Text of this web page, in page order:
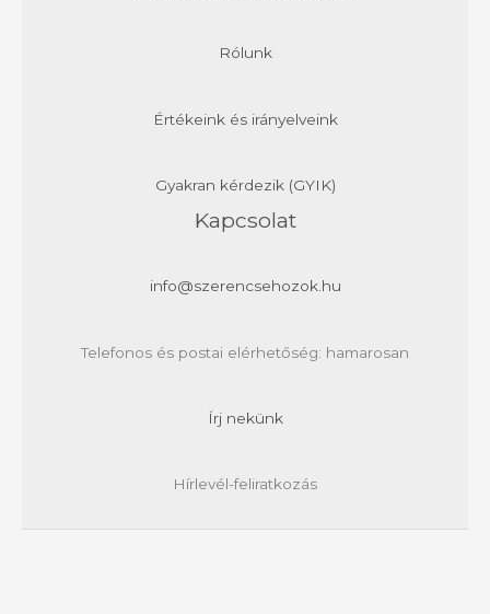
Rólunk
Értékeink és irányelveink
Gyakran kérdezik (GYIK)
Kapcsolat
info@szerencsehozok.hu
Telefonos és postai elérhetőség: hamarosan
Írj nekünk
Hírlevél-feliratkozás